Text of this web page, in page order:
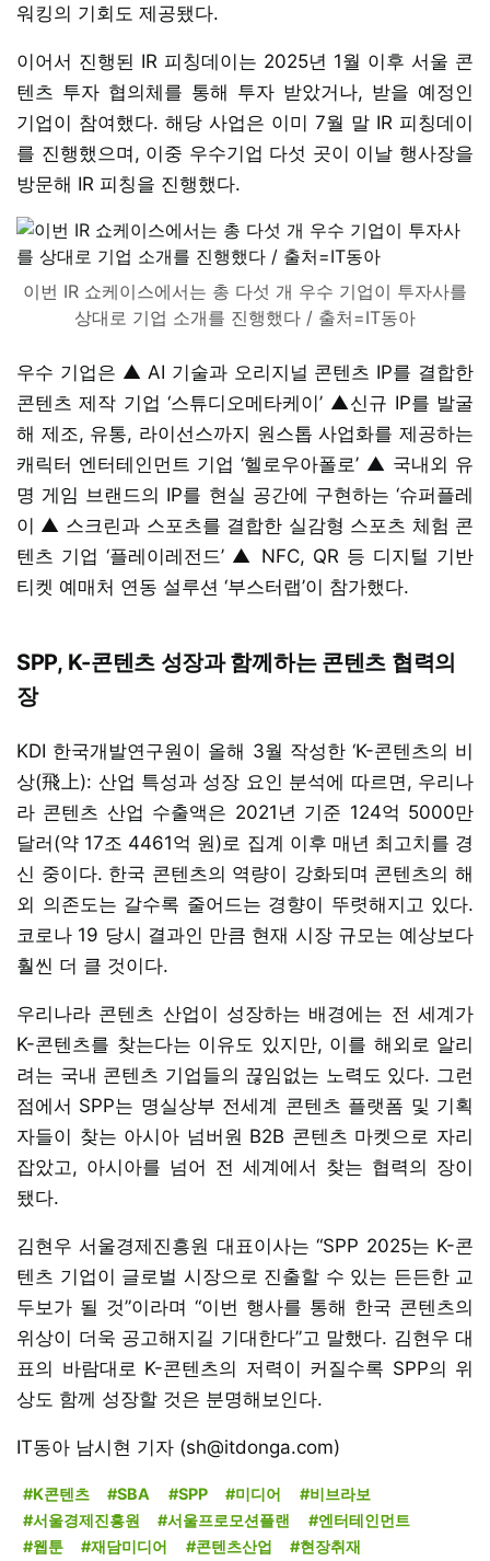
워킹의 기회도 제공됐다.
이어서 진행된 IR 피칭데이는 2025년 1월 이후 서울 콘
텐츠 투자 협의체를 통해 투자 받았거나, 받을 예정인
기업이 참여했다. 해당 사업은 이미 7월 말 IR 피칭데이
를 진행했으며, 이중 우수기업 다섯 곳이 이날 행사장을
방문해 IR 피칭을 진행했다.
이번 IR 쇼케이스에서는 총 다섯 개 우수 기업이 투자사를
상대로 기업 소개를 진행했다 / 출처=IT동아
우수 기업은 ▲ AI 기술과 오리지널 콘텐츠 IP를 결합한
콘텐츠 제작 기업 ‘스튜디오메타케이’ ▲신규 IP를 발굴
해 제조, 유통, 라이선스까지 원스톱 사업화를 제공하는
캐릭터 엔터테인먼트 기업 ‘헬로우아폴로’ ▲ 국내외 유
명 게임 브랜드의 IP를 현실 공간에 구현하는 ‘슈퍼플레
이 ▲ 스크린과 스포츠를 결합한 실감형 스포츠 체험 콘
텐츠 기업 ‘플레이레전드’ ▲ NFC, QR 등 디지털 기반
티켓 예매처 연동 설루션 ‘부스터랩’이 참가했다.
SPP, K-콘텐츠 성장과 함께하는 콘텐츠 협력의
장
KDI 한국개발연구원이 올해 3월 작성한 ‘K-콘텐츠의 비
상(飛上): 산업 특성과 성장 요인 분석에 따르면, 우리나
라 콘텐츠 산업 수출액은 2021년 기준 124억 5000만
달러(약 17조 4461억 원)로 집계 이후 매년 최고치를 경
신 중이다. 한국 콘텐츠의 역량이 강화되며 콘텐츠의 해
외 의존도는 갈수록 줄어드는 경향이 뚜렷해지고 있다.
코로나 19 당시 결과인 만큼 현재 시장 규모는 예상보다
훨씬 더 클 것이다.
우리나라 콘텐츠 산업이 성장하는 배경에는 전 세계가
K-콘텐츠를 찾는다는 이유도 있지만, 이를 해외로 알리
려는 국내 콘텐츠 기업들의 끊임없는 노력도 있다. 그런
점에서 SPP는 명실상부 전세계 콘텐츠 플랫폼 및 기획
자들이 찾는 아시아 넘버원 B2B 콘텐츠 마켓으로 자리
잡았고, 아시아를 넘어 전 세계에서 찾는 협력의 장이
됐다.
김현우 서울경제진흥원 대표이사는 “SPP 2025는 K-콘
텐츠 기업이 글로벌 시장으로 진출할 수 있는 든든한 교
두보가 될 것”이라며 “이번 행사를 통해 한국 콘텐츠의
위상이 더욱 공고해지길 기대한다”고 말했다. 김현우 대
표의 바람대로 K-콘텐츠의 저력이 커질수록 SPP의 위
상도 함께 성장할 것은 분명해보인다.
IT동아 남시현 기자 (sh@itdonga.com)
#K콘텐츠 #SBA #SPP #미디어
#비브라보
#서울경제진흥원
#서울프로모션플랜
#엔터테인먼트
#웹툰
#재담미디어 #콘텐츠산업 #현장취재